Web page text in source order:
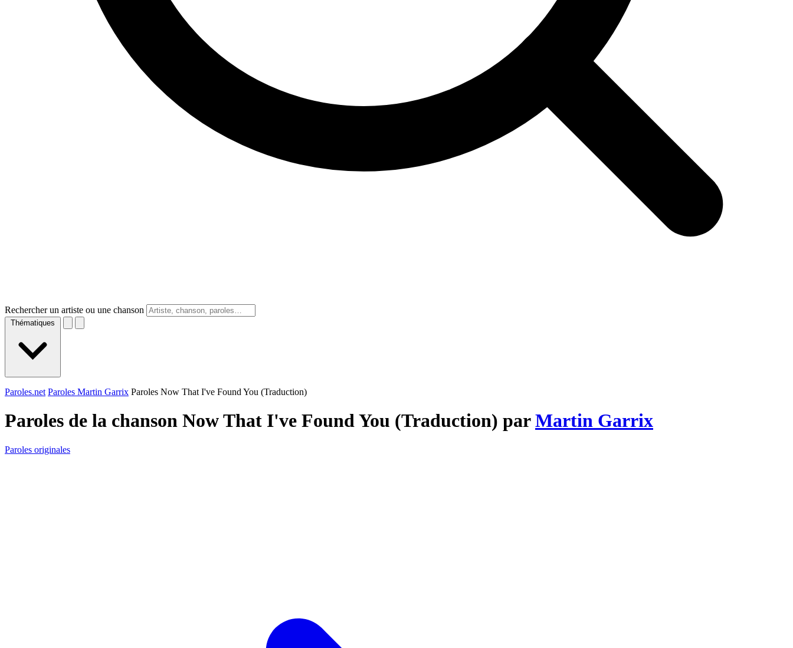
Rechercher un artiste ou une chanson
Thématiques
Paroles.net Paroles Martin Garrix Paroles Now That I've Found You (Traduction)
Paroles de la chanson Now That I've Found You (Traduction) parMartin Garrix
Paroles originales